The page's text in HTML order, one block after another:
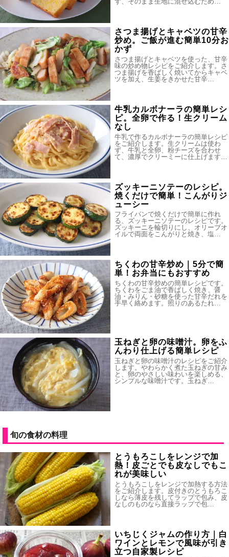
さつま揚げとキャベツの甘辛
炒め。ご飯が進む簡単10分お
かず
さつま揚げとキャベツを使った、甘辛
味の炒め物レシピをご紹介します。さ
つま揚げを香ばしく焼いてからキャベ
ツを加え、生姜をきかせた甘辛…
牛乳カルボナーラの簡単レシ
ピ。全卵で作る！生クリーム
なし
牛乳で作るカルボナーラの簡単レシピ
をご紹介します。生クリームは使わ
ず、牛乳と全卵、粉チーズを合わせ
て、濃厚でクリーミーに仕上げます…
ズッキーニソテーのレシピ。
焼くだけで簡単！こんがりジ
ューシー
フライパンで焼くだけで簡単に作れ
る、ズッキーニソテーのレシピです。
ズッキーニを輪切りにし、オリーブオ
イルで両面をこんがりと焼き、塩…
ちくわの甘辛炒め｜5分で簡
単！お弁当にもおすすめ
ちくわの甘辛炒めの簡単レシピです。
ちくわをごま油で香ばしく焼き、醤
油・みりん・砂糖を使った甘辛だれを
手早く絡めます。照りのあるたれ…
玉ねぎと卵の味噌汁。卵をふ
んわり仕上げる簡単レシピ
玉ねぎと卵の味噌汁のレシピをご紹介
します。やわらかく煮た玉ねぎの甘み
と、卵のやさしい味わいを楽しめる、
シンプルな味噌汁です。玉ねぎ…
旬の食材の料理
とうもろこしをレンジで加
熱！皮ごとでも皮なしでもこ
れが美味しい
とうもろこしをレンジで加熱する方法
をご紹介します。皮付きのとうもろこ
しなら薄皮を残してラップで包み、皮
なしのものなら直接ラップで包…
いちじくジャムの作り方｜白
ワインとレモンで風味が引き
立つ自家製レシピ